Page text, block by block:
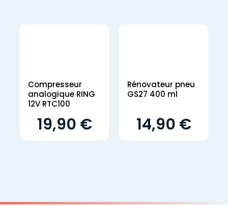
Compresseur
analogique RING
12V RTC100
19,90 €
Rénovateur pneu
GS27 400 ml
14,90 €